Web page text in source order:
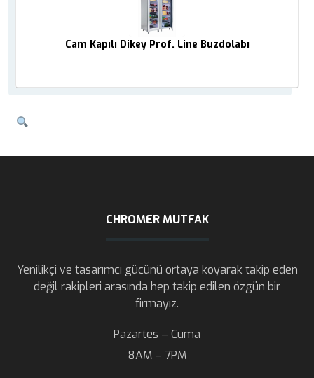
Cam Kapılı Dikey Prof. Line Buzdolabı
CHROMER MUTFAK
Yenilikçi ve tasarımcı gücünü ortaya koyarak takip eden
değil rakipleri arasında hep takip edilen özgün bir
firmayız.
Pazartes – Cuma
8AM – 7PM